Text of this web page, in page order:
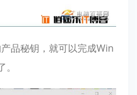
品秘钥，就可以完成Win